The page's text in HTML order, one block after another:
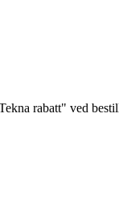
rabatt" ved